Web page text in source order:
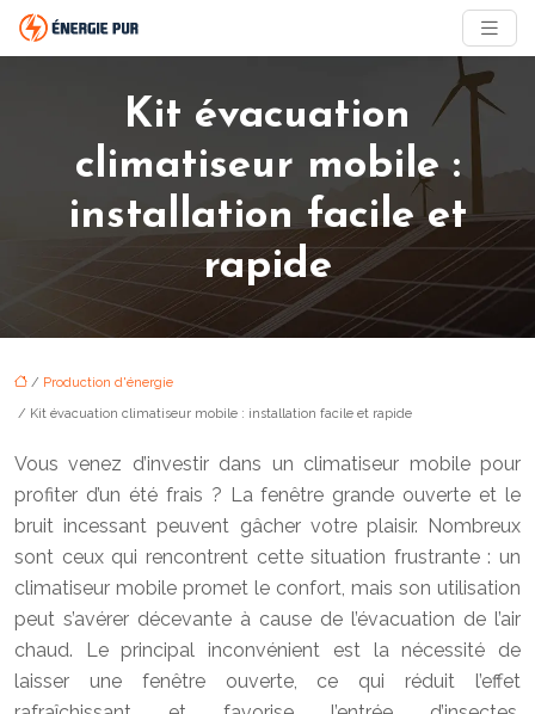
Kit évacuation
climatiseur mobile :
installation facile et
rapide
/ Production d'énergie
/ Kit évacuation climatiseur mobile : installation facile et rapide
Vous venez d’investir dans un climatiseur mobile pour
profiter d’un été frais ? La fenêtre grande ouverte et le
bruit incessant peuvent gâcher votre plaisir. Nombreux
sont ceux qui rencontrent cette situation frustrante : un
climatiseur mobile promet le confort, mais son utilisation
peut s’avérer décevante à cause de l’évacuation de l’air
chaud. Le principal inconvénient est la nécessité de
laisser une fenêtre ouverte, ce qui réduit l’effet